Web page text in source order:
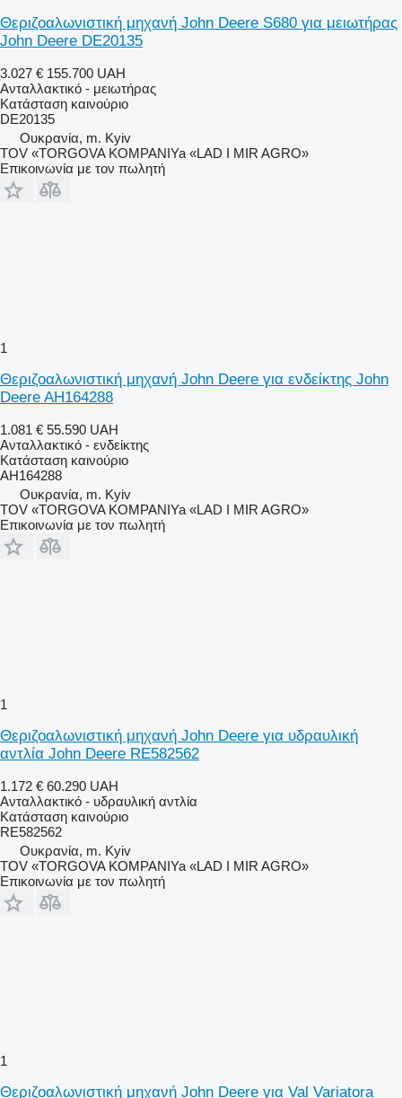
Θεριζοαλωνιστική μηχανή John Deere S680 για μειωτήρας
John Deere DE20135
3.027 € 155.700 UAH
Ανταλλακτικό - μειωτήρας
Κατάσταση καινούριο
DE20135
Ουκρανία, m. Kyiv
TOV «TORGOVA KOMPANIYa «LAD I MIR AGRO»
Επικοινωνία με τον πωλητή
1
Θεριζοαλωνιστική μηχανή John Deere για ενδείκτης John
Deere AH164288
1.081 € 55.590 UAH
Ανταλλακτικό - ενδείκτης
Κατάσταση καινούριο
AH164288
Ουκρανία, m. Kyiv
TOV «TORGOVA KOMPANIYa «LAD I MIR AGRO»
Επικοινωνία με τον πωλητή
1
Θεριζοαλωνιστική μηχανή John Deere για υδραυλική
αντλία John Deere RE582562
1.172 € 60.290 UAH
Ανταλλακτικό - υδραυλική αντλία
Κατάσταση καινούριο
RE582562
Ουκρανία, m. Kyiv
TOV «TORGOVA KOMPANIYa «LAD I MIR AGRO»
Επικοινωνία με τον πωλητή
1
Θεριζοαλωνιστική μηχανή John Deere για Val Variatora